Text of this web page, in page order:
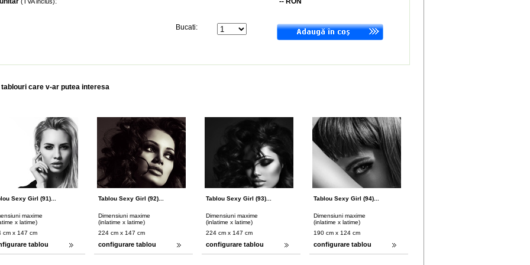
Bucati:
care v-ar putea interesa
Sexy Girl (91)...
maxime
x latime)
cm x 147 cm
tablou
Tablou Sexy Girl (92)...
Dimensiuni maxime
(inlatime x latime)
224 cm x 147 cm
configurare tablou
Tablou Sexy Girl (93)...
Dimensiuni maxime
(inlatime x latime)
224 cm x 147 cm
configurare tablou
Tablou Sexy Girl (94)...
Dimensiuni maxime
(inlatime x latime)
190 cm x 124 cm
configurare tablou